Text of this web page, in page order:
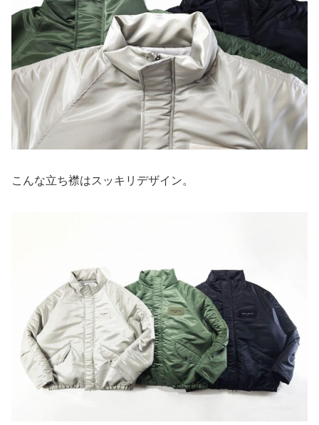
こんな立ち襟はスッキリデザイン。